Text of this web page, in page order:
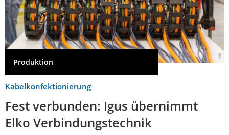
Produktion
Kabelkonfektionierung
Fest verbunden: Igus übernimmt
Elko Verbindungstechnik